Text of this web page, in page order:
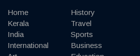
Home
Kerala
India
International
History
Travel
Sports
Business